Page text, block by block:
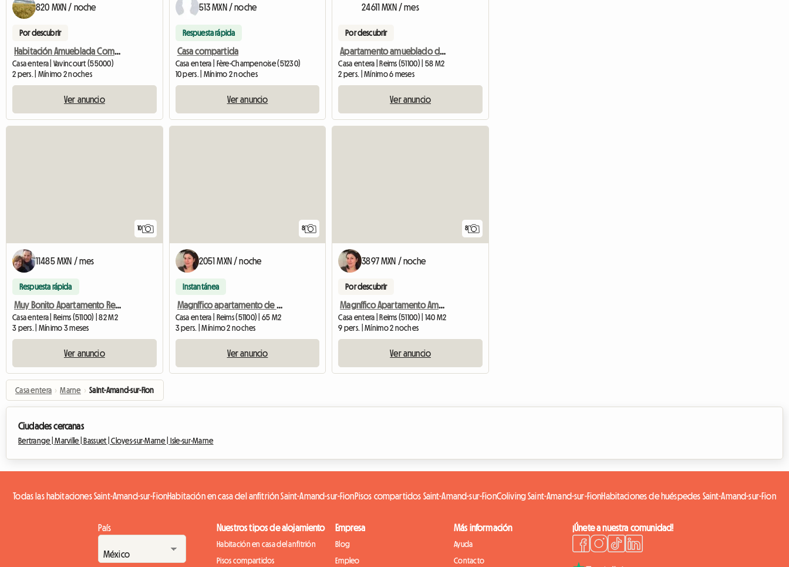
820 MXN / noche
Por descubrir
Habitación Amueblada Completamente Independiente
Casa entera | Vavincourt (55000)
2 pers. | Mínimo 2 noches
Ver anuncio
513 MXN / noche
Respuesta rápida
Casa compartida
Casa entera | Fère-Champenoise (51230)
10 pers. | Mínimo 2 noches
Ver anuncio
24611 MXN / mes
Por descubrir
Apartamento amueblado de 2 dormitorios – Planta alta – Vistas panorámicas
Casa entera | Reims (51100) | 58 M2
2 pers. | Mínimo 6 meses
Ver anuncio
10
11485 MXN / mes
Respuesta rápida
Muy Bonito Apartamento Reformado St Remi.Compañero De Piso 3 Personas
Casa entera | Reims (51100) | 82 M2
3 pers. | Mínimo 3 meses
Ver anuncio
8
2051 MXN / noche
Instantánea
Magnífico apartamento de 65m² en el último piso en Saint Rémi
Casa entera | Reims (51100) | 65 M2
3 pers. | Mínimo 2 noches
Ver anuncio
8
3897 MXN / noche
Por descubrir
Magnífico Apartamento Amueblado de Lujo 5 Dormitorios/2 Baños 140m2 Parque
Casa entera | Reims (51100) | 140 M2
9 pers. | Mínimo 2 noches
Ver anuncio
Casa entera › Marne › Saint-Amand-sur-Fion
Ciudades cercanas
Bertrange |Marville | Bassuet |Cloyes-sur-Marne | Isle-sur-Marne
Todas las habitaciones Saint-Amand-sur-FionHabitación en casa del anfitrión Saint-Amand-sur-FionPisos compartidos Saint-Amand-sur-FionColiving Saint-Amand-sur-FionHabitaciones de huéspedes Saint-Amand-sur-Fion
País Nuestros tipos de alojamiento
Habitación en casa del anfitrión
Pisos compartidos
Empresa
Blog
Empleo
Más información
Ayuda
Contacto
¡Únete a nuestra comunidad!